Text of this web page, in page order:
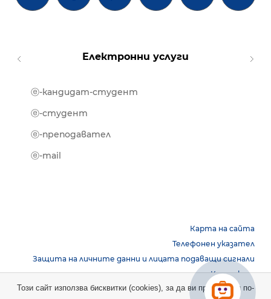
Електронни услуги
ⓔ-кандидат-студент
ⓔ-студент
ⓔ-преподавател
ⓔ-mail
Карта на сайта
Телефонен указател
Защита на личните данни и лицата подаващи сигнали
Контакти
Този сайт използва бисквитки (cookies), за да ви предостави по-